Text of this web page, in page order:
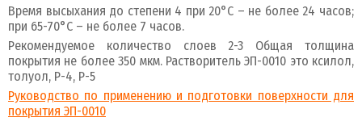
Время высыхания до степени 4 при 20°C – не более 24 часов;
при 65-70°C – не более 7 часов.
Рекомендуемое количество слоев 2-3 Общая толщина
покрытия не более 350 мкм. Растворитель ЭП-0010 это ксилол,
толуол, Р-4, Р-5
Руководство по применению и подготовки поверхности для
покрытия ЭП-0010